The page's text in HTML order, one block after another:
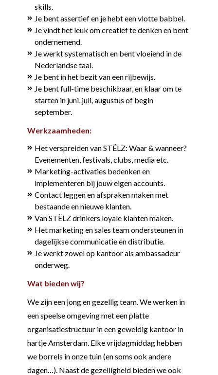
skills.
Je bent assertief en je hebt een vlotte babbel.
Je vindt het leuk om creatief te denken en bent
ondernemend.
Je werkt systematisch en bent vloeiend in de
Nederlandse taal.
Je bent in het bezit van een rijbewijs.
Je bent full-time beschikbaar, en klaar om te
starten in juni, juli, augustus of begin
september.
Werkzaamheden:
Het verspreiden van STËLZ: Waar & wanneer?
Evenementen, festivals, clubs, media etc.
Marketing-activaties bedenken en
implementeren bij jouw eigen accounts.
Contact leggen en afspraken maken met
bestaande en nieuwe klanten.
Van STËLZ drinkers loyale klanten maken.
Het marketing en sales team ondersteunen in
dagelijkse communicatie en distributie.
Je werkt zowel op kantoor als ambassadeur
onderweg.
Wat bieden wij?
We zijn een jong en gezellig team. We werken in
een speelse omgeving met een platte
organisatiestructuur in een geweldig kantoor in
hartje Amsterdam. Elke vrijdagmiddag hebben
we borrels in onze tuin (en soms ook andere
dagen…). Naast de gezelligheid bieden we ook